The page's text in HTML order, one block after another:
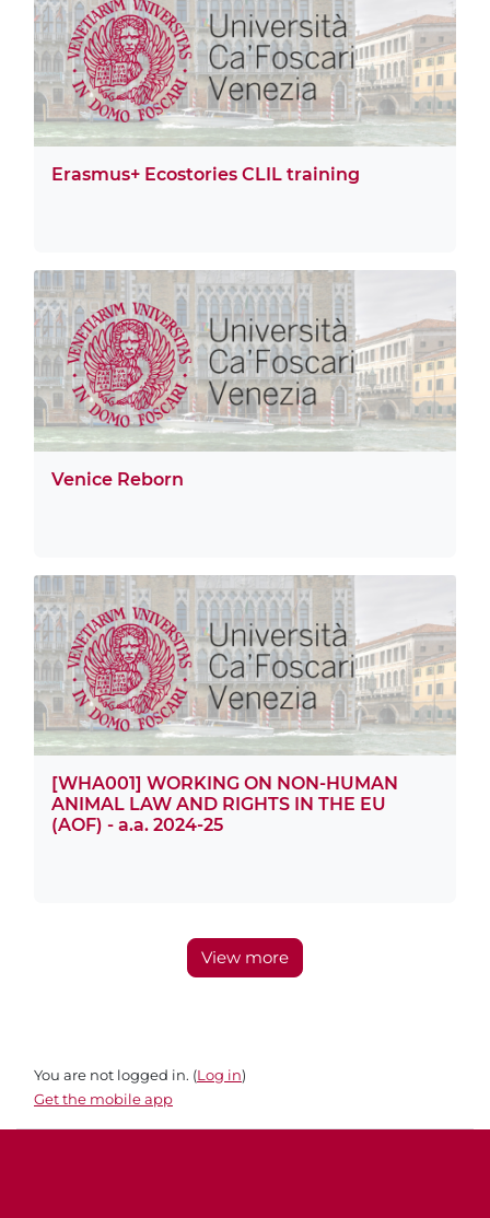
Erasmus+ Ecostories CLIL training
Venice Reborn
[WHA001] WORKING ON NON-HUMAN
ANIMAL LAW AND RIGHTS IN THE EU
(AOF) - a.a. 2024-25
View more
You are not logged in. (Log in)
Get the mobile app